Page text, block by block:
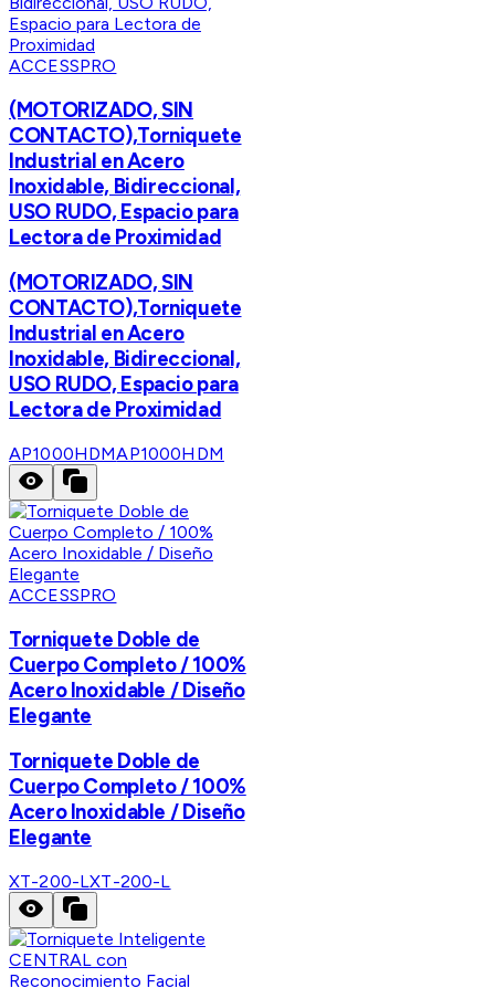
ACCESSPRO
(MOTORIZADO, SIN
CONTACTO),Torniquete
Industrial en Acero
Inoxidable, Bidireccional,
USO RUDO, Espacio para
Lectora de Proximidad
(MOTORIZADO, SIN
CONTACTO),Torniquete
Industrial en Acero
Inoxidable, Bidireccional,
USO RUDO, Espacio para
Lectora de Proximidad
AP1000HDMAP1000HDM
ACCESSPRO
Torniquete Doble de
Cuerpo Completo / 100%
Acero Inoxidable / Diseño
Elegante
Torniquete Doble de
Cuerpo Completo / 100%
Acero Inoxidable / Diseño
Elegante
XT-200-LXT-200-L